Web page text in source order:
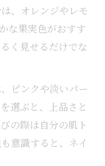
、オレンジやレモ
な果実色がおすす
く見せるだけでな
ピンクや淡いパー
選ぶと、上品さと
の際は自分の肌ト
意識すると、ネイ